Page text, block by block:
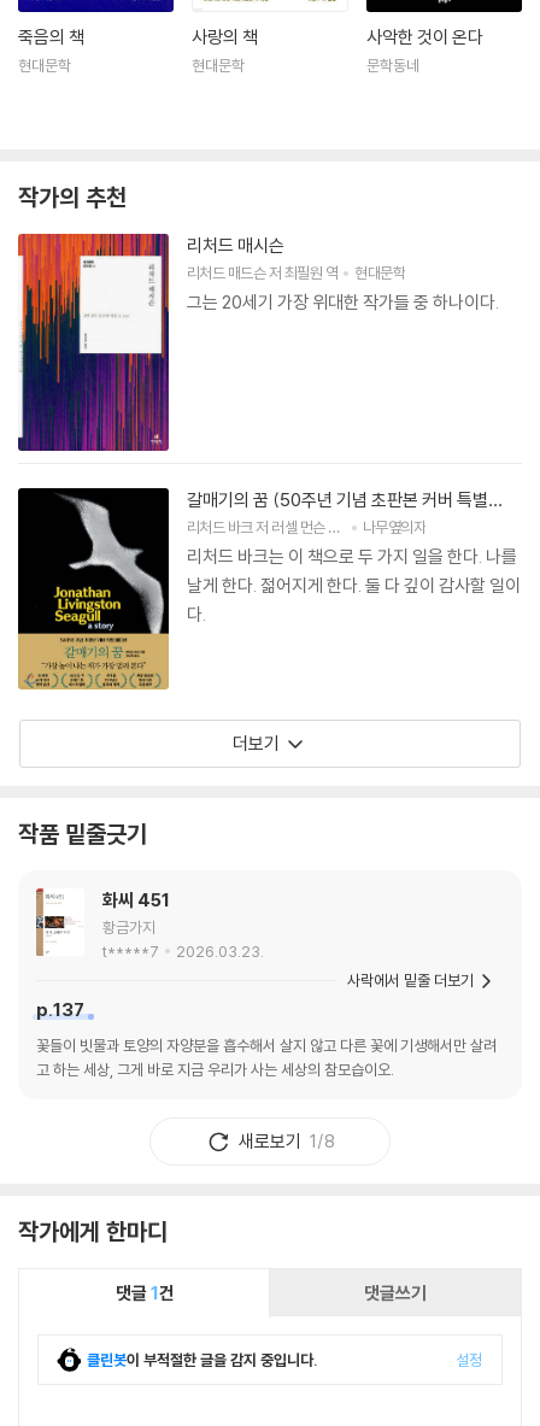
죽음의 책
현대문학
사랑의 책
현대문학
사악한 것이 온다
문학동네
작가의 추천
리처드 매시슨
리처드 매드슨저최필원 역 현대문학
그는 20세기 가장 위대한 작가들 중 하나이다.
갈매기의 꿈 (50주년 기념 초판본 커버 특별
에디션)
리처드 바크저 러셀 먼슨사진 공경희역
나무옆의자
리처드 바크는 이 책으로 두 가지 일을 한다. 나를
날게 한다. 젊어지게 한다. 둘 다 깊이 감사할 일이
다.
더보기
작품 밑줄긋기
화씨 451
황금가지
t*****7
2026.03.23.
p.137
꽃들이 빗물과 토양의 자양분을 흡수해서 살지 않고 다른 꽃에 기생해서만 살려
고 하는 세상, 그게 바로 지금 우리가 사는 세상의 참모습이오.
사락에서 밑줄 더보기
새로보기 1/8
작가에게 한마디
댓글1건 댓글쓰기
클린봇이 부적절한 글을 감지 중입니다. 설정